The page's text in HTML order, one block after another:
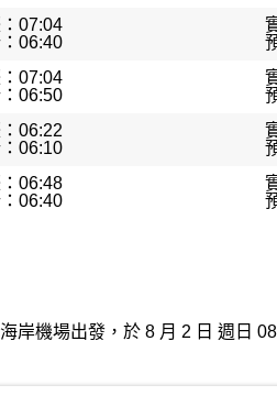
07:04
06:40
07:04
06:50
06:22
06:10
06:48
06:40
岸機場出發，於 8 月 2 日 週日